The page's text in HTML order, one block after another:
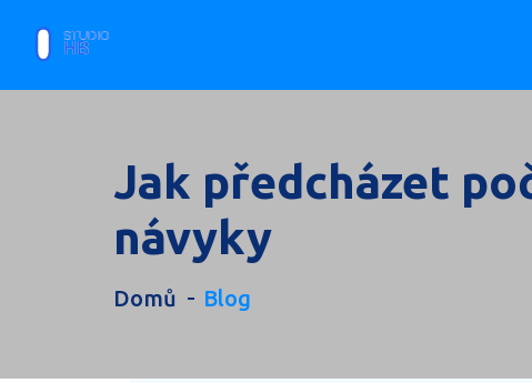
Jak předcházet
návyky
Domů Blog